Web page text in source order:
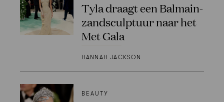
Tyla draagt een Balmain-
zandsculptuur naar het
Met Gala
HANNAH JACKSON
BEAUTY